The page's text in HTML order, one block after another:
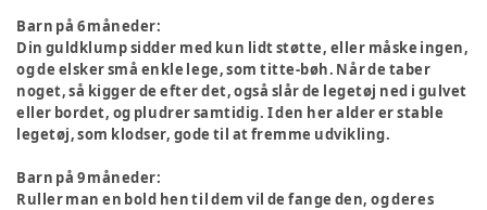
Barn på 6 måneder:
Din guldklump sidder med kun lidt støtte, eller måske ingen,
og de elsker små enkle lege, som titte-bøh. Når de taber
noget, så kigger de efter det, også slår de legetøj ned i gulvet
eller bordet, og pludrer samtidig. I den her alder er stable
legetøj, som klodser, gode til at fremme udvikling.
Barn på 9 måneder:
Ruller man en bold hen til dem vil de fange den, og deres